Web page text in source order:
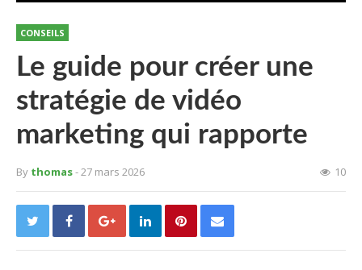
CONSEILS
Le guide pour créer une
stratégie de vidéo
marketing qui rapporte
By thomas- 27 mars 2026 10